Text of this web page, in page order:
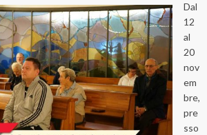
Dal
12
al
20
nov
em
bre,
pre
sso